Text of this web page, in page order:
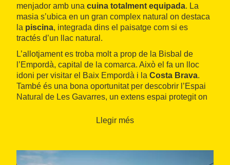
menjador amb una cuina totalment equipada. La
masia s’ubica en un gran complex natural on destaca
la piscina, integrada dins el paisatge com si es
tractés d’un llac natural.
L’allotjament es troba molt a prop de la Bisbal de
l’Empordà, capital de la comarca. Això el fa un lloc
idoni per visitar el Baix Empordà i la Costa Brava.
També és una bona oportunitat per descobrir l’Espai
Natural de Les Gavarres, un extens espai protegit on
Llegir més